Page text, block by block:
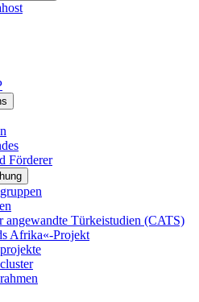
Förderer
angewandte Türkeistudien (CATS)
Afrika«-Projekt